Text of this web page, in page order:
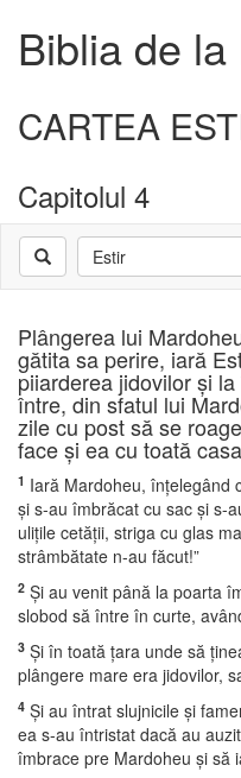
Biblia de
CARTEA
Capitolul 4
Estir
Plângerea lui
gătita sa perire, iară
piiarderea jidovilor şi
între, din sfatul lui
zile cu post să se
face şi ea cu toată
1 Iară Mardoheu, înţelegând
şi s-au îmbrăcat cu sac şi s-
uliţile cetăţii, striga cu glas
strâmbătate n-au făcut!”
2 Şi au venit până la poarta
slobod să între în curte,
3 Şi în toată ţara unde să
plângere mare era jidovilor,
4 Şi au întrat slujnicile şi
ea s-au întristat dacă au
îmbrace pre Mardoheu şi să